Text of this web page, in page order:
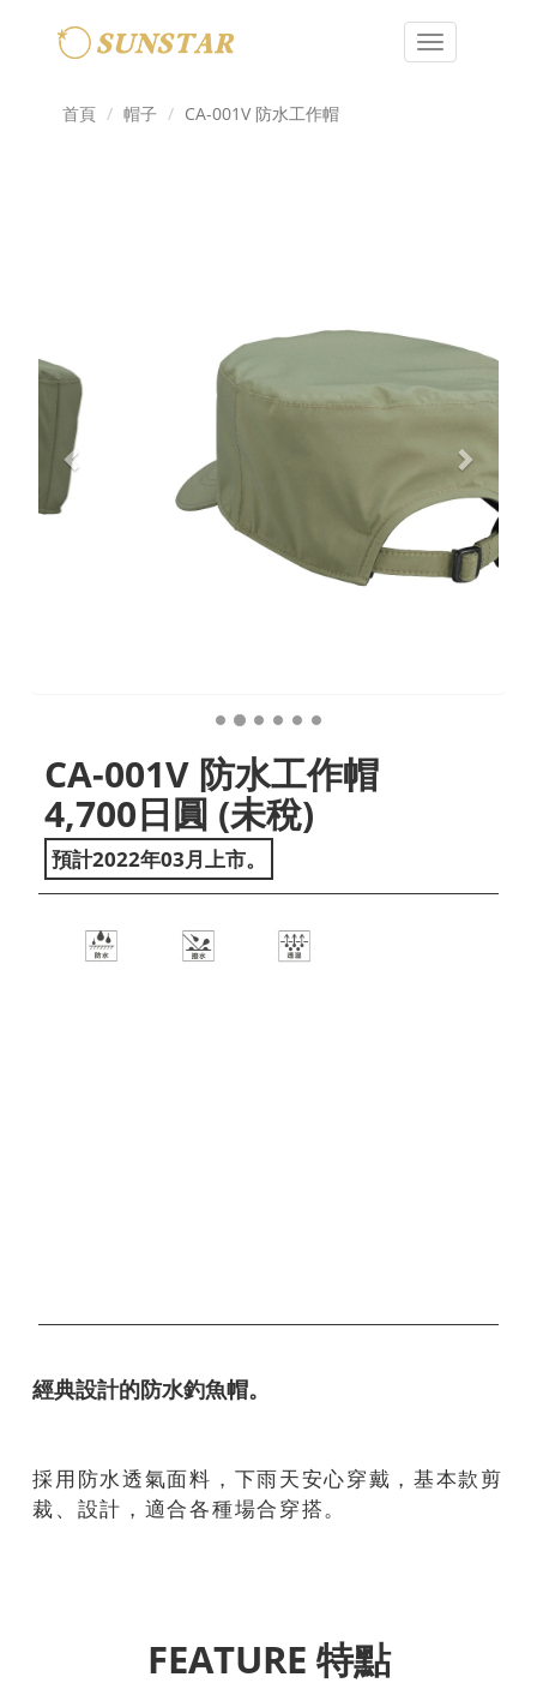
Toggle
首頁
帽子 CA-001V 防水工作帽
CA-001V 防水工作帽
4,700日圓 (未稅)
預計2022年03月上市。
經典設計的防水釣魚帽。
採用防水透氣面料，下雨天安心穿戴，基本款剪
裁、設計，適合各種場合穿搭。
FEATURE 特點